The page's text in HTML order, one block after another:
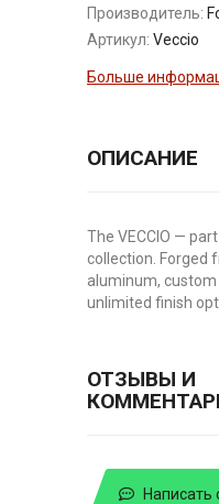
Производитель:
Артикул: Veccio
Больше
ОПИСАНИЕ
The VECCIO —
collection. Forged
aluminum,
unlimited finish
ОТЗЫВЫ И
Написать